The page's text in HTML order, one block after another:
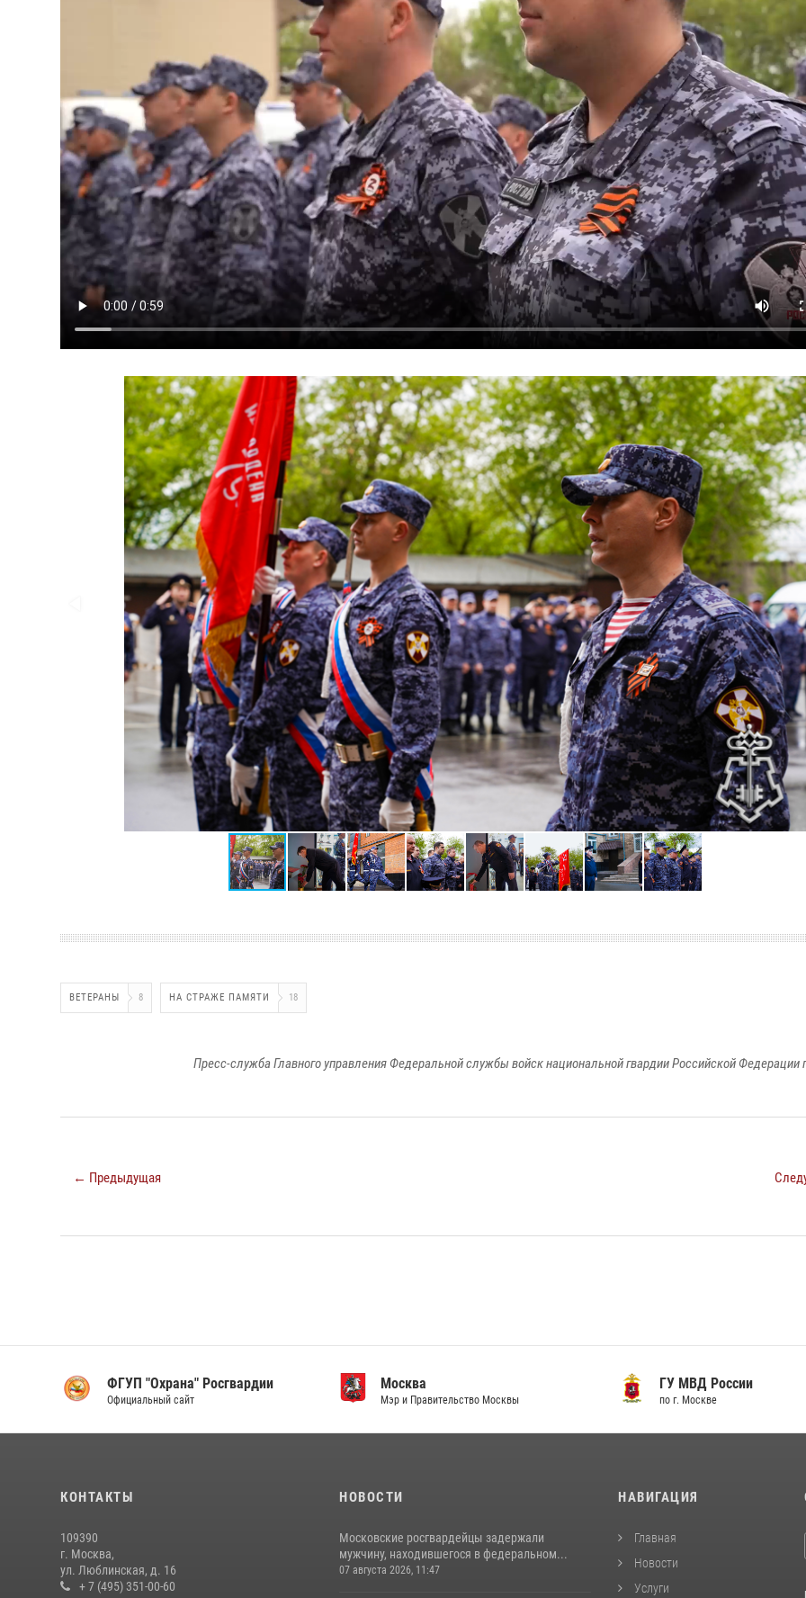
ВЕТЕРАНЫ 8 НА СТРАЖЕ ПАМЯТИ 18
Пресс-служба Главного управления Федеральной службы войск национальной гвардии Российской Федерации
← Предыдущая
ФГУП "Охрана" Росгвардии
Официальный сайт
Москва
Мэр и Правительство Москвы
ГУ МВД России
по г. Москве
КОНТАКТЫ
109390
г. Москва,
ул. Люблинская, д. 16
+ 7 (495) 351-00-60
НОВОСТИ
Московские росгвардейцы задержали
мужчину, находившегося в федеральном...
07 августа 2026, 11:47
НАВИГАЦИЯ
Главная
Новости
Услуги